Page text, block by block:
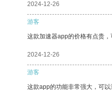
2024-12-26
游客
这款加速器app的价格有点贵
2024-12-26
游客
这款app的功能非常强大，可以